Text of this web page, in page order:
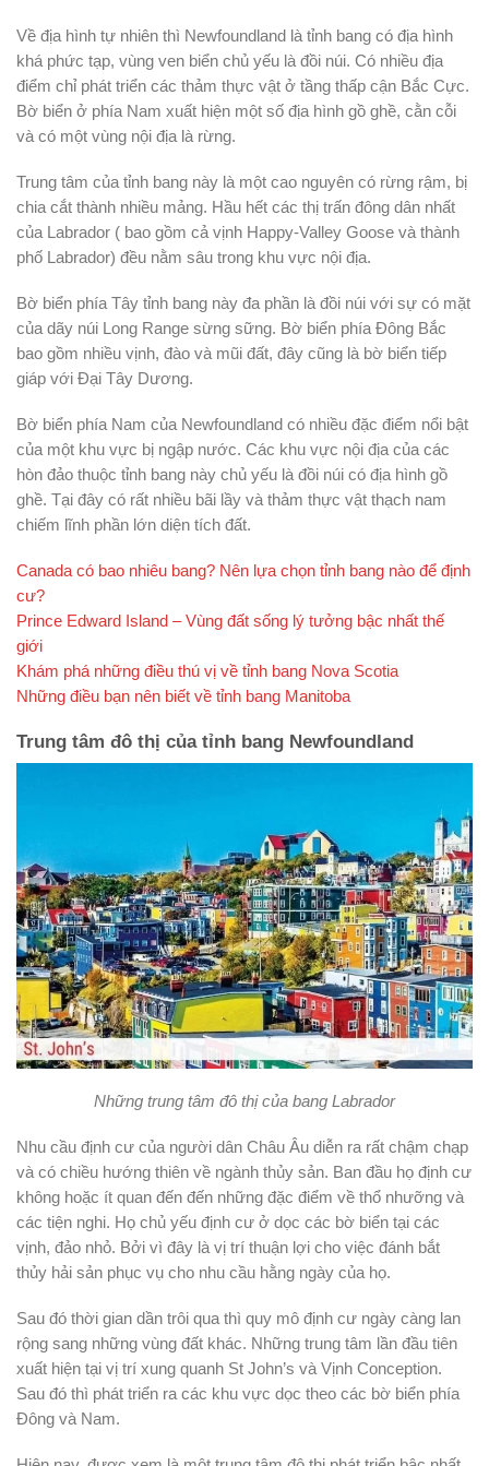
Về địa hình tự nhiên thì Newfoundland là tỉnh bang có địa hình
khá phức tạp, vùng ven biển chủ yếu là đồi núi. Có nhiều địa
điểm chỉ phát triển các thảm thực vật ở tầng thấp cận Bắc Cực.
Bờ biển ở phía Nam xuất hiện một số địa hình gồ ghề, cằn cỗi
và có một vùng nội địa là rừng.
Trung tâm của tỉnh bang này là một cao nguyên có rừng rậm, bị
chia cắt thành nhiều mảng. Hầu hết các thị trấn đông dân nhất
của Labrador ( bao gồm cả vịnh Happy-Valley Goose và thành
phố Labrador) đều nằm sâu trong khu vực nội địa.
Bờ biển phía Tây tỉnh bang này đa phần là đồi núi với sự có mặt
của dãy núi Long Range sừng sững. Bờ biển phía Đông Bắc
bao gồm nhiều vịnh, đào và mũi đất, đây cũng là bờ biển tiếp
giáp với Đại Tây Dương.
Bờ biển phía Nam của Newfoundland có nhiều đặc điểm nổi bật
của một khu vực bị ngập nước. Các khu vực nội địa của các
hòn đảo thuộc tỉnh bang này chủ yếu là đồi núi có địa hình gồ
ghề. Tại đây có rất nhiều bãi lầy và thảm thực vật thạch nam
chiếm lĩnh phần lớn diện tích đất.
Canada có bao nhiêu bang? Nên lựa chọn tỉnh bang nào để định
cư?
Prince Edward Island – Vùng đất sống lý tưởng bậc nhất thế
giới
Khám phá những điều thú vị về tỉnh bang Nova Scotia
Những điều bạn nên biết về tỉnh bang Manitoba
Trung tâm đô thị của tỉnh bang Newfoundland
Những trung tâm đô thị của bang Labrador
Nhu cầu định cư của người dân Châu Âu diễn ra rất chậm chạp
và có chiều hướng thiên về ngành thủy sản. Ban đầu họ định cư
không hoặc ít quan đến đến những đặc điểm về thổ nhưỡng và
các tiện nghi. Họ chủ yếu định cư ở dọc các bờ biển tại các
vịnh, đảo nhỏ. Bởi vì đây là vị trí thuận lợi cho việc đánh bắt
thủy hải sản phục vụ cho nhu cầu hằng ngày của họ.
Sau đó thời gian dần trôi qua thì quy mô định cư ngày càng lan
rộng sang những vùng đất khác. Những trung tâm lần đầu tiên
xuất hiện tại vị trí xung quanh St John’s và Vịnh Conception.
Sau đó thì phát triển ra các khu vực dọc theo các bờ biển phía
Đông và Nam.